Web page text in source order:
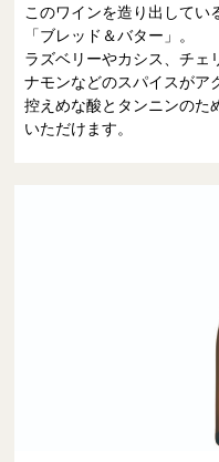
このワインを造り出してい
「ブレッド＆バター」。
ラズベリーやカシス、チェ
ナモンなどのスパイスがア
控えめな酸とタンニンのた
いただけます。